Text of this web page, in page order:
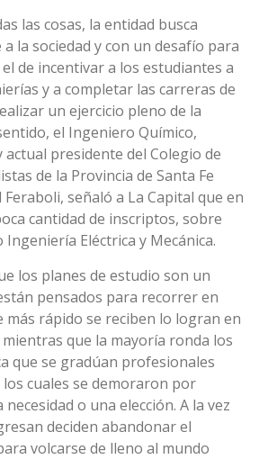
las cosas, la entidad busca
la sociedad y con un desafío para
de incentivar a los estudiantes a
y a completar las carreras de
un ejercicio pleno de la
el Ingeniero Químico,
presidente del Colegio de
de la Provincia de Santa Fe
señaló a La Capital que en
cantidad de inscriptos, sobre
Eléctrica y Mecánica.
los planes de estudio son un
pensados para recorrer en
más rápido se reciben lo logran en
que la mayoría ronda los
que se gradúan profesionales
cuales se demoraron por
o una elección. A la vez
deciden abandonar el
volcarse de lleno al mundo